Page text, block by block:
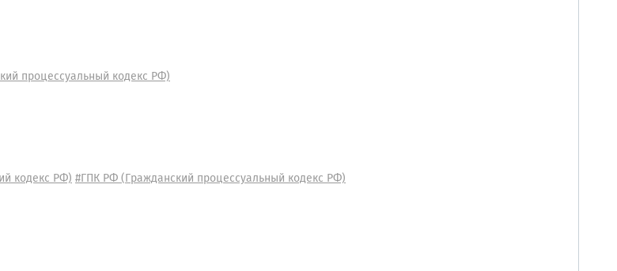
процессуальный кодекс РФ)
кодекс РФ)#ГПК РФ (Гражданский процессуальный кодекс РФ)